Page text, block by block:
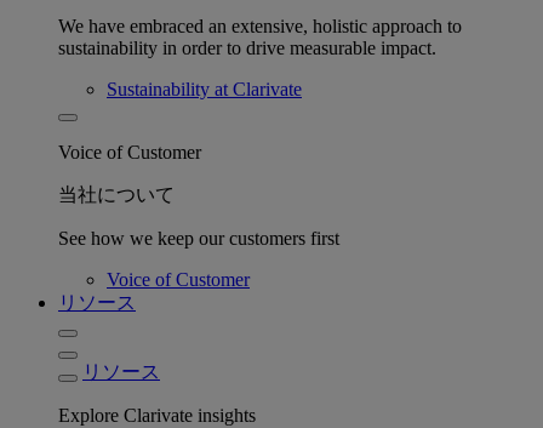
We have embraced an extensive, holistic approach to
sustainability in order to drive measurable impact.
Sustainability at Clarivate
Voice of Customer
当社について
See how we keep our customers first
Voice of Customer
リソース
リソース
Explore Clarivate insights